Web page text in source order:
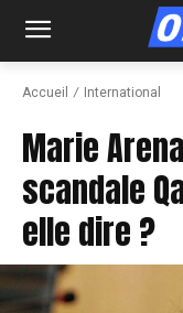
Accueil International
Marie
scandale
elle dire ?